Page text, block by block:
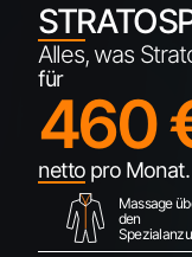
Alles, was
für
460
netto pro Monat.
Massage
den